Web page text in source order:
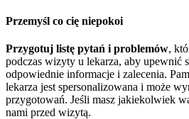
Przemyśl co cię niepokoi
Przygotuj listę pytań i problemów,
podczas wizyty u lekarza, aby upewnić
odpowiednie informacje i zalecenia.
lekarza jest spersonalizowana i może
przygotowań. Jeśli masz jakiekolwiek
nami przed wizytą.